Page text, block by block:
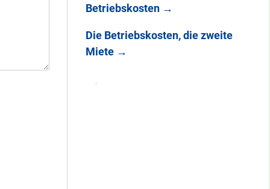
Betriebskosten →
Die Betriebskosten, die zweite
Miete →